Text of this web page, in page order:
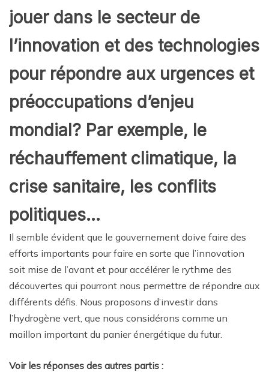
jouer dans le secteur de
l’innovation et des technologies
pour répondre aux urgences et
préoccupations d’enjeu
mondial? Par exemple, le
réchauffement climatique, la
crise sanitaire, les conflits
politiques…
Il semble évident que le gouvernement doive faire des
efforts importants pour faire en sorte que l’innovation
soit mise de l’avant et pour accélérer le rythme des
découvertes qui pourront nous permettre de répondre aux
différents défis. Nous proposons d’investir dans
l’hydrogène vert, que nous considérons comme un
maillon important du panier énergétique du futur.
Voir les réponses des autres partis :